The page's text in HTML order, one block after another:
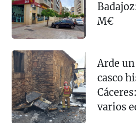
M€
Arde
casco
varios